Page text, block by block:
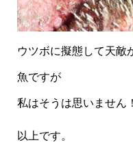
ウツボに擬態して天敵
魚ですが
私はそうは思いません
以上です。